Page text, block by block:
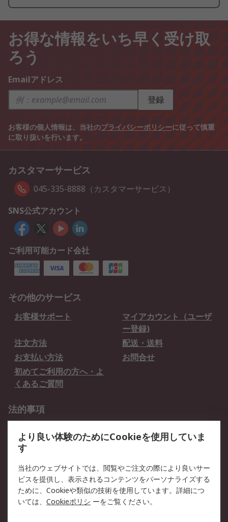
お得な情報をいち早く受け取
ろう
Emailアドレス
登録
お客様の個人情報は、当社のプライバシーポリシーに従って慎重
に取り扱いを行います。
カスタマーサービス
045-335-8888（カスタマーサービス）
SNS公式アカウント
ご利用可能カード会社
その他のサービス
お客様サポート
マイアカウント（ユーザ
ー登録)
注文方法
配送・送料
お支払い方法
お問合せ
初めてご利用の方へ・よ
くあるご質問
法的事項
クッキーポリシー
RSについて
会社概要
採用情報
プレスリリース＆お知ら
コーポレートサイト
より良い体験のためにCookieを使用していま
す
当社のウェブサイトでは、閲覧やご注文の際により良いサー
ビスを提供し、表示されるコンテンツをパーソナライズする
ために、Cookieや類似の技術を使用しています。詳細につ
いては、 Cookieポリシ ーをご覧ください。